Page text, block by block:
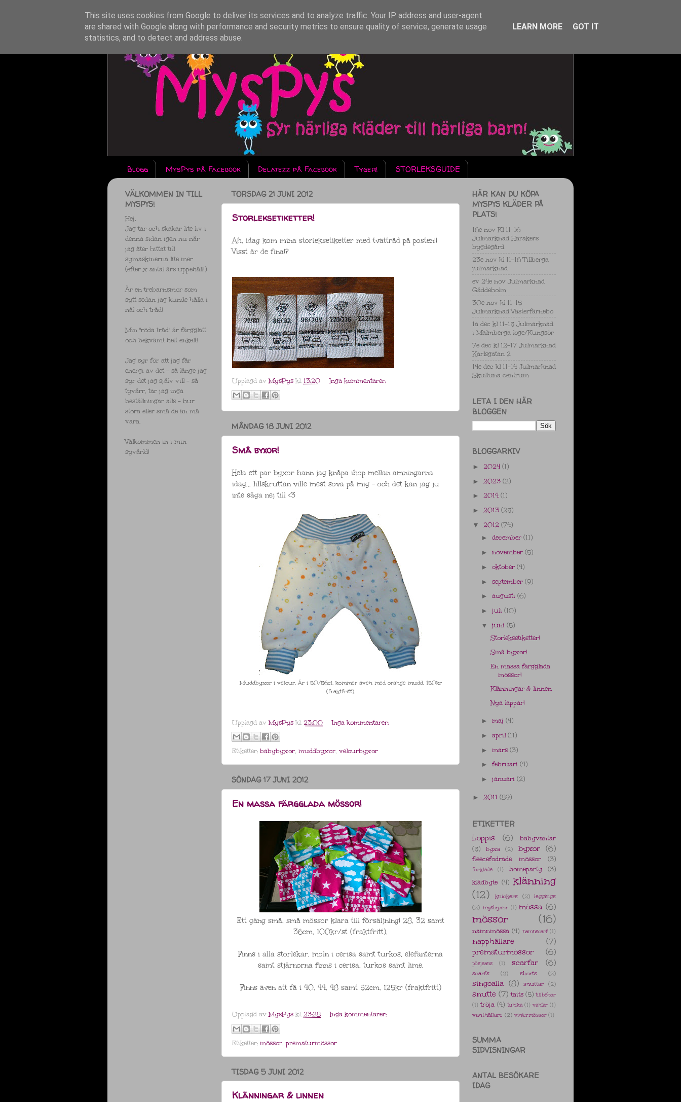
Blogg MysPys på Facebook Delatezz på Facebook Tyger! STORLEKSGUIDE
TORSDAG 21 JUNI 2012
Storleksetiketter!
Ah, idag kom mina storleksetiketter med tvättråd på posten!!
Visst är de fina!?
Upplagd avMysPys kl. 13:20 Inga kommentarer:
MÅNDAG 18 JUNI 2012
Små byxor!
Hela ett par byxor hann jag knåpa ihop mellan amningarna
idag... lillskruttan ville mest sova på mig - och det kan jag ju
inte säga nej till <3
Muddbyxor i velour. Är i 50/56cl, kommer även med orange mudd. 150kr
(fraktfritt).
Upplagd avMysPys kl. 23:00 Inga kommentarer:
Etiketter: babybyxor, muddbyxor,velourbyxor
SÖNDAG 17 JUNI 2012
En massa färgglada mössor!
Ett gäng små, små mössor klara till försäljning! 28, 32 samt
36cm, 100kr/st (fraktfritt).
Finns i alla storlekar, moln i cerisa samt turkos, elefanterna
samt stjärnorna finns i cerisa, turkos samt lime.
Finns även att få i 40, 44, 48 samt 52cm, 125kr (fraktfritt)
Upplagd avMysPys kl. 23:28 Inga kommentarer:
Etiketter: mössor, prematurmössor
TISDAG 5 JUNI 2012
Klänningar & linnen
VÄLKOMMEN IN TILL
MYSPYS!
Hej,
Jag tar och skakar lite liv i
denna sidan igen nu när
jag åter hittat till
symaskinerna lite mer
(efter x antal års uppehåll!)
Är en trebarnsmor som
sytt sedan jag kunde hålla i
nål och tråd!
Min "röda tråd" är färgglatt
och bekvämt helt enkelt!
Jag syr för att jag får
energi av det - så länge jag
syr det jag själv vill - så
tyvärr, tar jag inga
beställningar alls - hur
stora eller små de än må
vara.
Välkommen in i min
syvärld!
HÄR KAN DU KÖPA
MYSPYS KLÄDER PÅ
PLATS!
16e nov Kl 11-16
Julmarknad Harakers
bygdegård
23e nov kl 11-16 Tillberga
julmarknad
ev 24e nov Julmarknad
Gäddeholm
30e nov kl 11-15
Julmarknad Västerfärnebo
1a dec kl 11-15 Julmarknad
i Malmberga loge/Kungsör
7e dec kl 12-17 Julmarknad
Karlsgatan 2
14e dec kl 11-14 Julmarknad
Skultuna centrum
LETA I DEN HÄR
BLOGGEN
BLOGGARKIV
► 2024 (1)
► 2023 (2)
► 2014 (1)
► 2013 (25)
▼ 2012 (74)
►december(11)
►november(5)
►oktober(4)
►september(9)
►augusti(6)
►juli(10)
▼juni(5)
Storleksetiketter!
Små byxor!
En massa färgglada
mössor!
Klänningar & linnen
Nya lappar!
►maj(4)
►april(11)
►mars(3)
►februari(4)
►januari(2)
► 2011 (89)
ETIKETTER
Loppis
(6)
babyvantar
(5)
byxa (2) byxor (6)
fleecefodrade mössor (3)
förkläde (1) homeparty
(3)
klädbyte (4) klänning
(12)
knickers (2) leggings
(2) mysbyxor (1) mössa (6)
mössor (16)
namnmössa (4) namnscarf (1)
napphållare
(7)
prematurmössor
(6)
pösjeans (1) scarfar (6)
scarfs (2) shorts (2)
singoalla (8) snuttar (2)
snutte (7) taits (5) tillbehör
(1) tröja (4) tunika (1) vantar (1)
vanthållare (2) vintermössor (1)
SUMMA
SIDVISNINGAR
ANTAL BESÖKARE
IDAG
This site uses cookies from Google to deliver its services and to analyze traffic. Your IP address and user-agent
are shared with Google along with performance and security metrics to ensure quality of service, generate usage
statistics, and to detect and address abuse.
LEARN MORE GOT IT